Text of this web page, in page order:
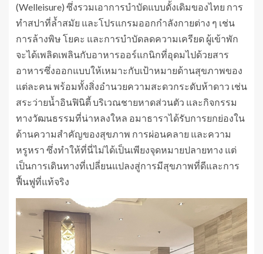
(Welleisure) ซึ่งรวมเอาการบำบัดแบบดั้งเดิมของไทย การ
ทำสปาที่ล้ำสมัย และโปรแกรมออกกำลังกายต่าง ๆ เช่น
การล้างพิษ โยคะ และการบำบัดลดความเครียด ผู้เข้าพัก
จะได้เพลิดเพลินกับอาหารออร์แกนิกที่อุดมไปด้วยสาร
อาหารซึ่งออกแบบให้เหมาะกับเป้าหมายด้านสุขภาพของ
แต่ละคน พร้อมทั้งสิ่งอำนวยความสะดวกระดับห้าดาว เช่น
สระว่ายน้ำอินฟินิตี้ บริเวณชายหาดส่วนตัว และกิจกรรม
ทางวัฒนธรรมที่น่าหลงใหล อมาธาราได้รับการยกย่องใน
ด้านความสำคัญของสุขภาพ การผ่อนคลาย และความ
หรูหรา ซึ่งทำให้ที่นี่ไม่ได้เป็นเพียงจุดหมายปลายทาง แต่
เป็นการเดินทางที่เปลี่ยนแปลงสู่การมีสุขภาพที่ดีและการ
ฟื้นฟูที่แท้จริง